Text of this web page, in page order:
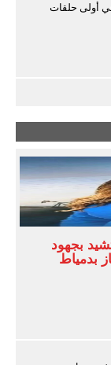
أولى حلقات
بجهود
بدمياط